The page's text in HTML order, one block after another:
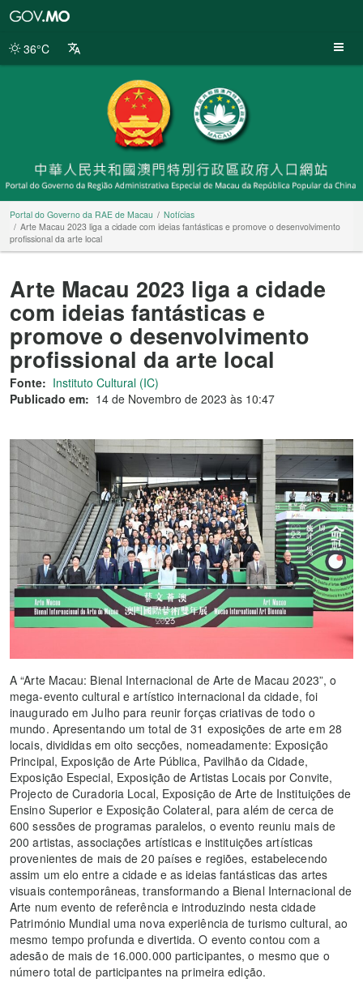
da
36°C
Portal do Governo da RAE de Macau
Notícias
Arte Macau 2023 liga a cidade com ideias fantásticas e promove o desenvolvimento
profissional da arte local
Arte Macau 2023 liga a cidade
com ideias fantásticas e
promove o desenvolvimento
profissional da arte local
Fonte: Instituto Cultural (IC)
Publicado em: 14 de Novembro de 2023 às 10:47
A “Arte Macau: Bienal Internacional de Arte de Macau 2023”, o
mega-evento cultural e artístico internacional da cidade, foi
inaugurado em Julho para reunir forças criativas de todo o
mundo. Apresentando um total de 31 exposições de arte em 28
locais, divididas em oito secções, nomeadamente: Exposição
Principal, Exposição de Arte Pública, Pavilhão da Cidade,
Exposição Especial, Exposição de Artistas Locais por Convite,
Projecto de Curadoria Local, Exposição de Arte de Instituições de
Ensino Superior e Exposição Colateral, para além de cerca de
600 sessões de programas paralelos, o evento reuniu mais de
200 artistas, associações artísticas e instituições artísticas
provenientes de mais de 20 países e regiões, estabelecendo
assim um elo entre a cidade e as ideias fantásticas das artes
visuais contemporâneas, transformando a Bienal Internacional de
Arte num evento de referência e introduzindo nesta cidade
Património Mundial uma nova experiência de turismo cultural, ao
mesmo tempo profunda e divertida. O evento contou com a
adesão de mais de 16.000.000 participantes, o mesmo que o
número total de participantes na primeira edição.